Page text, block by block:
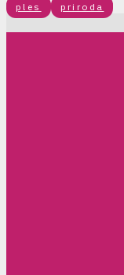
ples priroda